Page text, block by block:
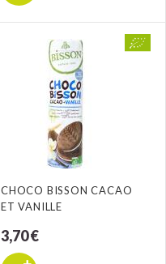
CHOCO BISSON CACAO
ET VANILLE
3,70 €